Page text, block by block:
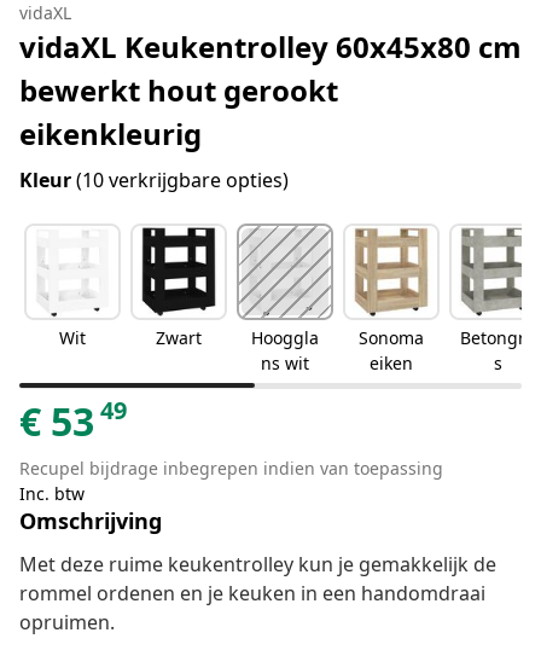
vidaXL
vidaXL Keukentrolley 60x45x80 cm
bewerkt hout gerookt
eikenkleurig
Kleur(10 verkrijgbare opties)
Wit Zwart
Hooggla
ns wit
Sonoma
eiken
Betongrij
s
€ 53 49
Recupel bijdrage inbegrepen indien van toepassing
Inc. btw
Omschrijving
Met deze ruime keukentrolley kun je gemakkelijk de
rommel ordenen en je keuken in een handomdraai
opruimen.